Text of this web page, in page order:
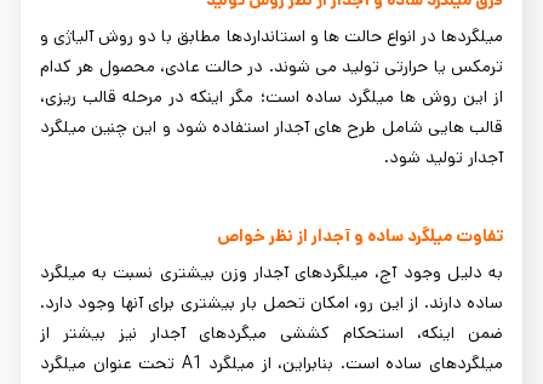
میلگردها در انواع حالت ها و استانداردها مطابق با دو روش آلیاژی و
ترمکس یا حرارتی تولید می شوند. در حالت عادی، محصول هر کدام
از این روش ها میلگرد ساده است؛ مگر اینکه در مرحله قالب ریزی،
قالب هایی شامل طرح های آجدار استفاده شود و این چنین میلگرد
آجدار تولید شود.
تفاوت میلگرد ساده و آجدار از نظر خواص
به دلیل وجود آج، میلگردهای آجدار وزن بیشتری نسبت به میلگرد
ساده دارند. از این رو، امکان تحمل بار بیشتری برای آنها وجود دارد.
ضمن اینکه، استحکام کششی میگردهای آجدار نیز بیشتر از
میلگردهای ساده است. بنابراین، از میلگرد A1 تحت عنوان میلگرد